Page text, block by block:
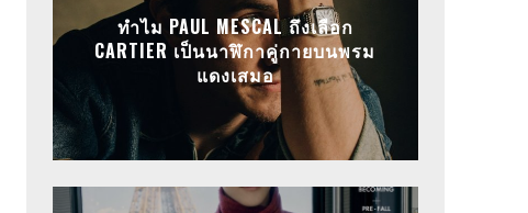
ทำไม PAUL MESCAL ถึงเลือก
CARTIER เป็นนาฬิกาคู่กายบนพรม
แดงเสมอ